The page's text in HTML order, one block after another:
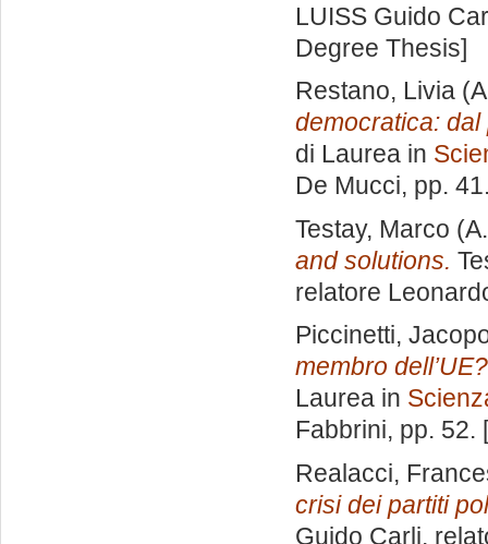
LUISS Guido
Degree Thesis]
Restano, Livia
democratica:
di Laurea in
De Mucci, pp.
Testay, Marco
and solutions.
relatore
Piccinetti,
membro
Laurea in
Fabbrini, pp. 52.
Realacci,
crisi dei partiti
Guido Carli,